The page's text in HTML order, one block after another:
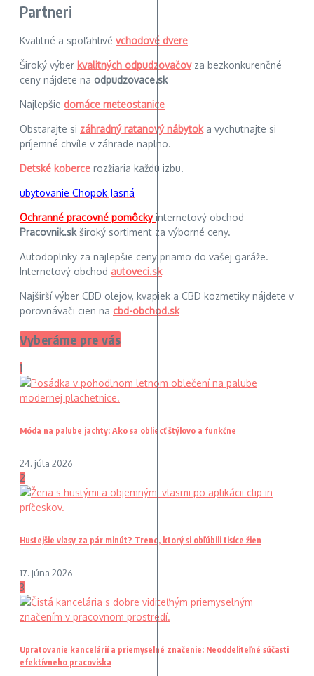
Partneri
Kvalitné a spoľahlivé vchodové dvere
Široký výber kvalitných odpudzovačovza bezkonkurenčné
ceny nájdete na odpudzovace.sk
Najlepšie domáce meteostanice
Obstarajte si záhradný ratanový nábytoka vychutnajte si
príjemné chvíle v záhrade naplno.
Detské koberce rozžiaria každú izbu.
ubytovanie Chopok Jasná
Ochranné pracovné pomôckyinternetový obchod
Pracovnik.skširoký sortiment za výborné ceny.
Autodoplnky za najlepšie ceny priamo do vašej garáže.
Internetový obchod autoveci.sk
Najširší výber CBD olejov, kvapiek a CBD kozmetiky nájdete v
porovnávači cien na cbd-obchod.sk
Vyberáme pre vás
1
Móda na palube jachty: Ako sa obliecť štýlovo a funkčne
24. júla 2026
2
Hustejšie vlasy za pár minút? Trend, ktorý si obľúbili tisíce žien
17. júna 2026
3
Upratovanie kancelárií a priemyselné značenie: Neoddeliteľné súčasti
efektívneho pracoviska